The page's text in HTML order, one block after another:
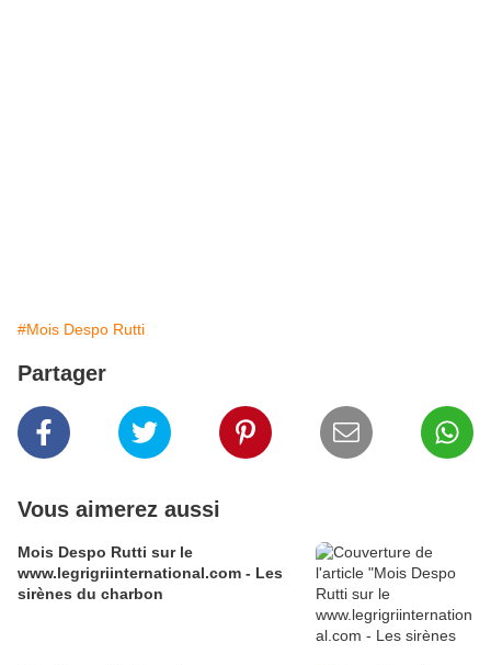
#Mois Despo Rutti
Partager
Vous aimerez aussi
Mois Despo Rutti sur le
www.legrigriinternational.com - Les
sirènes du charbon